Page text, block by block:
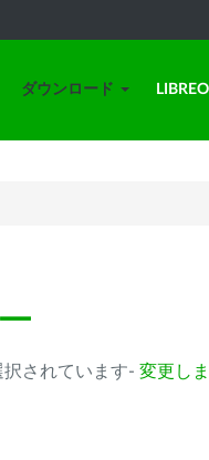
ダウンロード
択されています- 変更し